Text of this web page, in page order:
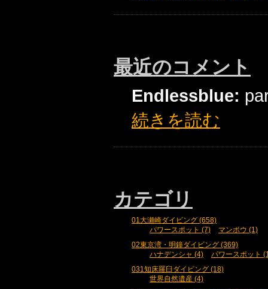
最近のコメント
Endlessblue:
続きを読む
カテゴリ
01大瀬崎ダイビング (658)
パワースポット (7)
マンボウ (1)
02東京湾・明鐘ダイビング (369)
ハナデンシャ (4)
パワースポット
031知床羅臼ダイビング (18)
世界自然遺産 (4)